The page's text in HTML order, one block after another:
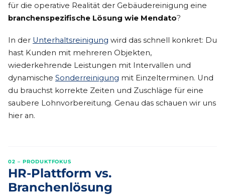
für die operative Realität der Gebäudereinigung eine
branchenspezifische Lösung wie Mendato?
In der Unterhaltsreinigung wird das schnell konkret: Du
hast Kunden mit mehreren Objekten,
wiederkehrende Leistungen mit Intervallen und
dynamische Sonderreinigung mit Einzelterminen. Und
du brauchst korrekte Zeiten und Zuschläge für eine
saubere Lohnvorbereitung. Genau das schauen wir uns
hier an.
02 – PRODUKTFOKUS
HR-Plattform vs.
Branchenlösung